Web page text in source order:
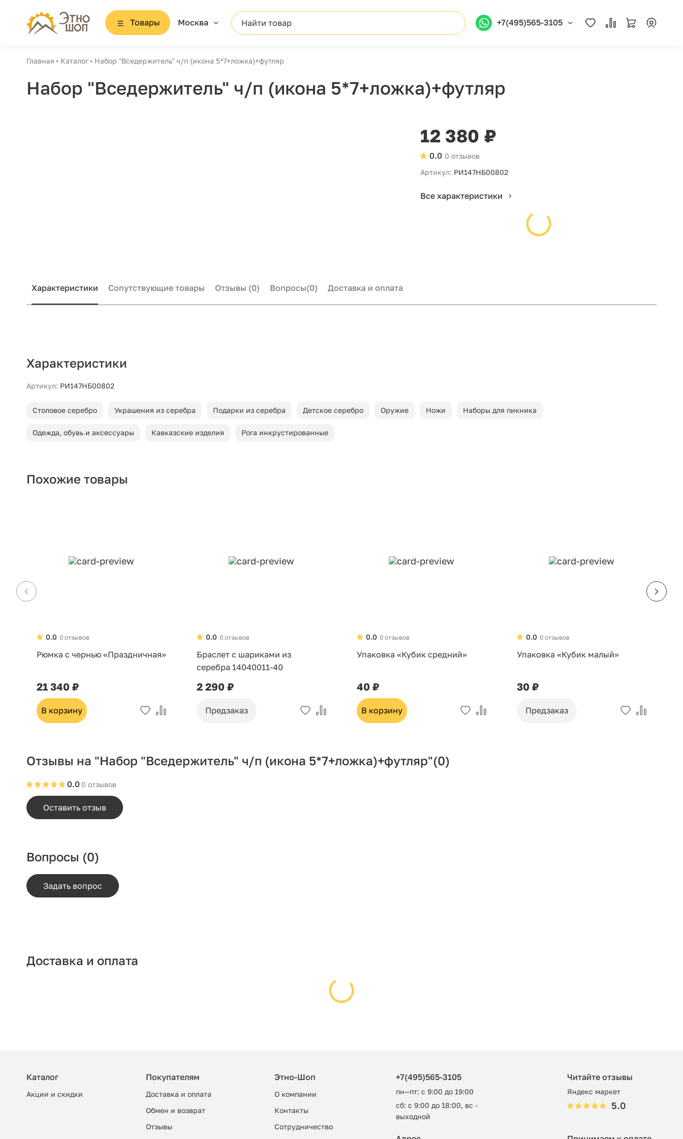
Товары Москва Найти товар +7(495)565-3105
Главная Каталог Набор "Вседержитель" ч/п (икона 5*7+ложка)+футляр
Набор "Вседержитель" ч/п (икона 5*7+ложка)+футляр
12 380 ₽
0 отзывов
0.0
Артикул: РИ147НБ00802
Все характеристики
Характеристики Сопутствующие товары Отзывы (0) Вопросы(0) Доставка и оплата
Характеристики
Артикул: РИ147НБ00802
Столовое серебро Украшения из серебра Подарки из серебра Детское серебро Оружие Ножи Наборы для пикника
Одежда, обувь и аксессуары Кавказские изделия Рога инкрустированные
Похожие товары
0 отзывов
0.0
Рюмка с чернью «Праздничная»
21 340 ₽
В корзину
0 отзывов
0.0
Браслет с шариками из
серебра 14040011-40
2 290 ₽
Предзаказ
0 отзывов
0.0
Упаковка «Кубик средний»
40 ₽
В корзину
0 отзывов
0.0
Упаковка «Кубик малый»
30 ₽
Предзаказ
Отзывы на "Набор "Вседержитель" ч/п (икона 5*7+ложка)+футляр"(0)
0 отзывов
0.0
Оставить отзыв
Вопросы (0)
Задать вопрос
Доставка и оплата
Каталог
Акции и скидки
Покупателям
Доставка и оплата
Обмен и возврат
Отзывы
Этно-Шоп
О компании
Контакты
Сотрудничество
+7(495)565-3105
пн—пт: с 9:00 до 19:00
сб: с 9:00 до 18:00, вс -
выходной
Читайте отзывы
Яндекс маркет
5.0